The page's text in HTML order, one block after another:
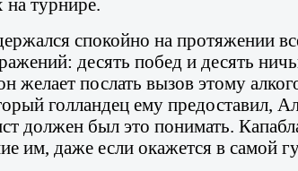
на турнире.
спокойно на протяжении
десять побед и десять
желает послать вызов этому
голландец ему предоставил,
должен был это понимать.
им, даже если окажется в самой